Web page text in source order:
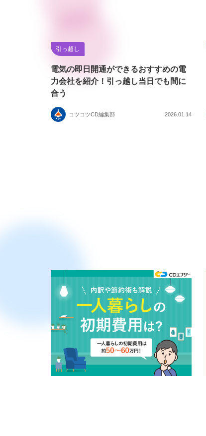
引っ越し
電気の即日開通ができるおすすめの電
力会社を紹介！引っ越し当日でも間に
合う
コツコツCD編集部 2026.01.14